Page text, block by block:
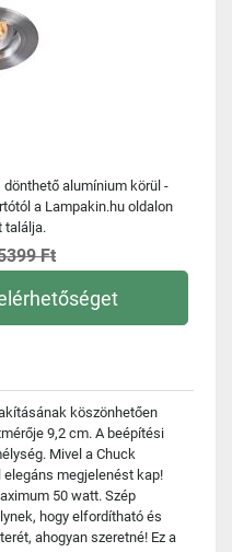
alumínium körül -
a Lampakin.hu oldalon
találja.
Ft
köszönhetően
9,2 cm. A beépítési
Mivel a Chuck
megjelenést kap!
50 watt. Szép
hogy elfordítható és
ahogyan szeretné! Ez a